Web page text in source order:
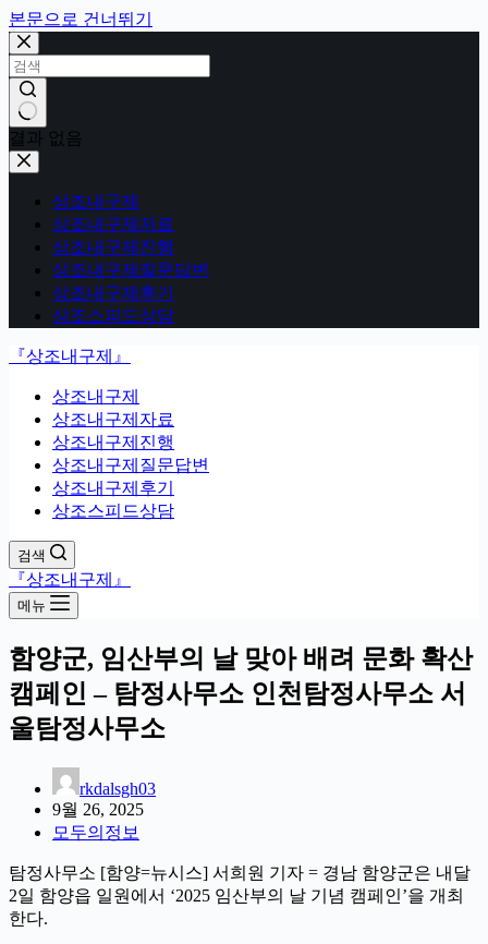
본문으로 건너뛰기
결과 없음
상조내구제
상조내구제자료
상조내구제진행
상조내구제질문답변
상조내구제후기
상조스피드상담
『상조내구제』
상조내구제
상조내구제자료
상조내구제진행
상조내구제질문답변
상조내구제후기
상조스피드상담
검색
『상조내구제』
메뉴
함양군, 임산부의 날 맞아 배려 문화 확산
캠페인 – 탐정사무소 인천탐정사무소 서
울탐정사무소
rkdalsgh03
9월 26, 2025
모두의정보
탐정사무소 [함양=뉴시스] 서희원 기자 = 경남 함양군은 내달
2일 함양읍 일원에서 ‘2025 임산부의 날 기념 캠페인’을 개최
한다.